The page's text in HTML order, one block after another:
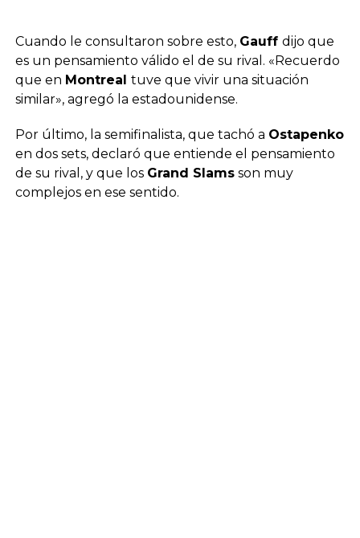
Cuando le consultaron sobre esto, Gauff dijo que
es un pensamiento válido el de su rival. «Recuerdo
que en Montreal tuve que vivir una situación
similar», agregó la estadounidense.
Por último, la semifinalista, que tachó a Ostapenko
en dos sets, declaró que entiende el pensamiento
de su rival, y que los Grand Slamsson muy
complejos en ese sentido.